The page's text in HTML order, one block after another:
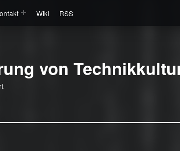
Wiki RSS
von